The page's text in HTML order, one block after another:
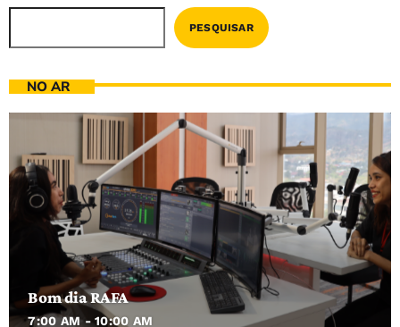
PESQUISAR
NO AR
Bom dia RAFA
7:00 AM - 10:00 AM